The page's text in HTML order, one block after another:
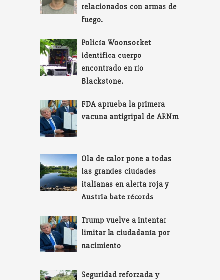
relacionados con armas de
fuego.
Policía Woonsocket
identifica cuerpo
encontrado en río
Blackstone.
FDA aprueba la primera
vacuna antigripal de ARNm
Ola de calor pone a todas
las grandes ciudades
italianas en alerta roja y
Austria bate récords
Trump vuelve a intentar
limitar la ciudadanía por
nacimiento
Seguridad reforzada y